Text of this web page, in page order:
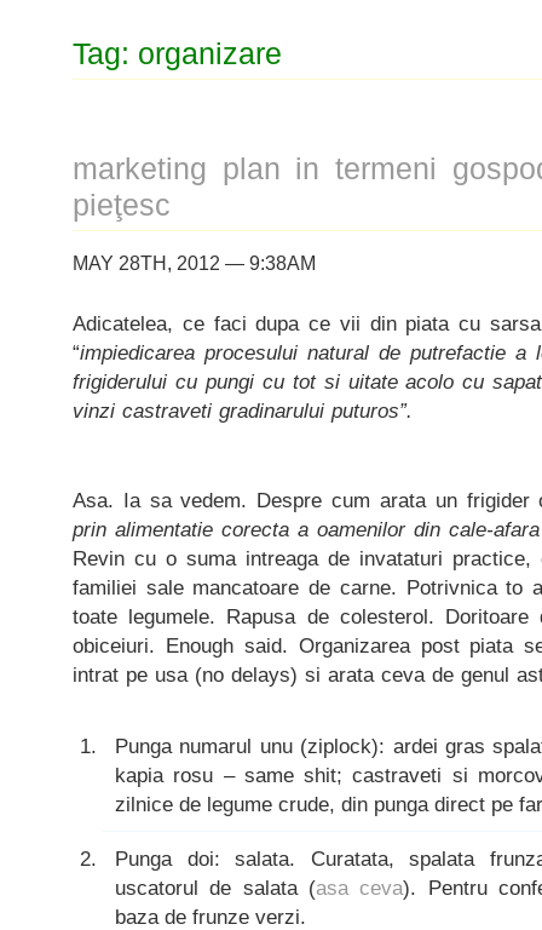
Tag: organizare
marketing plan in termeni
pieţesc
MAY 28TH, 2012 — 9:38AM
Adicatelea, ce faci dupa ce vii din piata cu
“impiedicarea procesului natural de putrefactie a
frigiderului cu pungi cu tot si uitate acolo cu
vinzi castraveti gradinarului puturos”.
Asa. Ia sa vedem. Despre cum arata un
prin alimentatie corecta a oamenilor din cale-
Revin cu o suma intreaga de invataturi
familiei sale mancatoare de carne. Potrivnica to
toate legumele. Rapusa de colesterol.
obiceiuri. Enough said. Organizarea post piata
intrat pe usa (no delays) si arata ceva de genul
Punga numarul unu (ziplock): ardei gras
kapia rosu – same shit; castraveti si
zilnice de legume crude, din punga direct pe
Punga doi: salata. Curatata, spalata
uscatorul de salata (asa ceva). Pentru
baza de frunze verzi.